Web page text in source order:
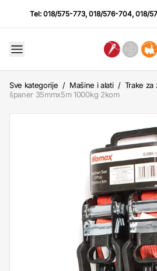
Tel:018/575-773,018/576-704,018/
Sve kategorije / Mašine i alati / Trake za
španer 35mmx5m 1000kg 2kom